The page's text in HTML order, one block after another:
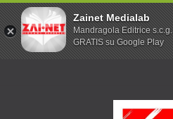
Zainet Medialab
Mandragola Editrice s.c.g.
GRATIS su Google Play